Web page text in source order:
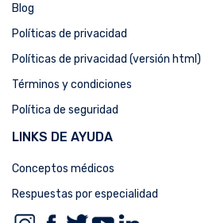
Blog
Políticas de privacidad
Políticas de privacidad (versión html)
Términos y condiciones
Política de seguridad
LINKS DE AYUDA
Conceptos médicos
Respuestas por especialidad